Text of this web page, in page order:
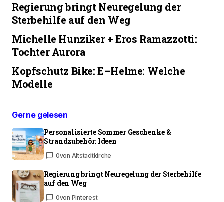
Regierung bringt Neuregelung der
Sterbehilfe auf den Weg
Michelle Hunziker + Eros Ramazzotti:
Tochter Aurora
Kopfschutz Bike: E–Helme: Welche
Modelle
Gerne gelesen
Personalisierte Sommer Geschenke &
Strandzubehör: Ideen
0von Altstadtkirche
Regierung bringt Neuregelung der Sterbehilfe
auf den Weg
0von Pinterest